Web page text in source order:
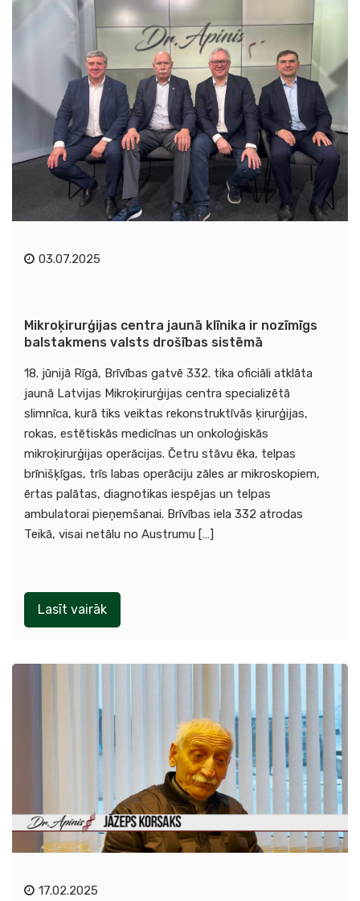
03.07.2025
Mikroķirurģijas centra jaunā klīnika ir nozīmīgs
balstakmens valsts drošības sistēmā
18. jūnijā Rīgā, Brīvības gatvē 332. tika oficiāli atklāta
jaunā Latvijas Mikroķirurģijas centra specializētā
slimnīca, kurā tiks veiktas rekonstruktīvās ķirurģijas,
rokas, estētiskās medicīnas un onkoloģiskās
mikroķirurģijas operācijas. Četru stāvu ēka, telpas
brīnišķīgas, trīs labas operāciju zāles ar mikroskopiem,
ērtas palātas, diagnotikas iespējas un telpas
ambulatorai pieņemšanai. Brīvības iela 332 atrodas
Teikā, visai netālu no Austrumu […]
Lasīt vairāk
17.02.2025